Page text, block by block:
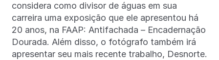
considera como divisor de águas em sua
carreira uma exposição que ele apresentou há
20 anos, na FAAP: Antifachada – Encadernação
Dourada. Além disso, o fotógrafo também irá
apresentar seu mais recente trabalho, Desnorte.